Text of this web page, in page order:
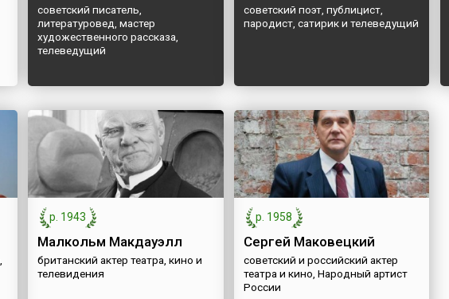
советский писатель,
литературовед, мастер
художественного рассказа,
телеведущий
советский поэт, публицист,
пародист, сатирик и телеведущий
р. 1943
Малкольм Макдауэлл
британский актер театра, кино и
телевидения
р. 1958
Сергей Маковецкий
советский и российский актер
театра и кино, Народный артист
России